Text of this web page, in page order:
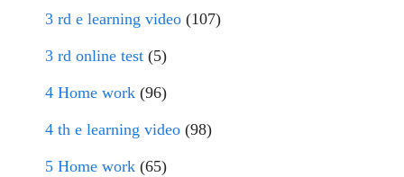
3 rd e learning video (107)
3 rd online test (5)
4 Home work (96)
4 th e learning video (98)
5 Home work (65)